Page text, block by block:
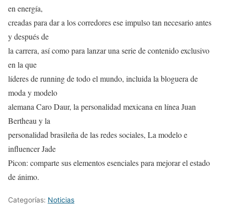
en energía,
creadas para dar a los corredores ese impulso tan necesario antes
y después de
la carrera, así como para lanzar una serie de contenido exclusivo
en la que
líderes de running de todo el mundo, incluida la bloguera de
moda y modelo
alemana Caro Daur, la personalidad mexicana en línea Juan
Bertheau y la
personalidad brasileña de las redes sociales, La modelo e
influencer Jade
Picon: comparte sus elementos esenciales para mejorar el estado
de ánimo.
Categorías: Noticias